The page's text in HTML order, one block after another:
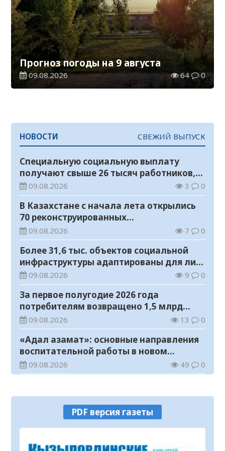
Прогноз погоды на 9 августа
09.08.2026 64 0
НОВОСТИ СВЕЖИЙ ВЫПУСК
Специальную социальную выплату
получают свыше 26 тысяч работников,
занятых во вредных условиях труда
09.08.2026 3 0
В Казахстане с начала лета открылись
70 реконструированных
железнодорожных вокзалов
09.08.2026 7 0
Более 31,6 тыс. объектов социальной
инфраструктуры адаптированы для лиц
с инвалидностью
09.08.2026 9 0
За первое полугодие 2026 года
потребителям возвращено 1,5 млрд
тенге
09.08.2026 13 0
«Адал азамат»: основные направления
воспитательной работы в новом
учебном году
09.08.2026 49 0
09.08.2026 64 0
Государство расширяет поддержку
граждан, переезжающих в новые
08.08.2026
PDF версия газеты